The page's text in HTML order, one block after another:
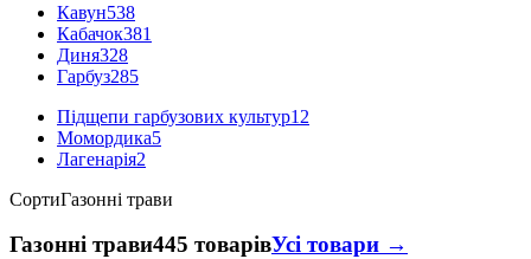
Кавун538
Кабачок381
Диня328
Гарбуз285
Підщепи гарбузових культур12
Момордика5
Лагенарія2
СортиГазонні трави
Газонні трави445 товарівУсі товари →